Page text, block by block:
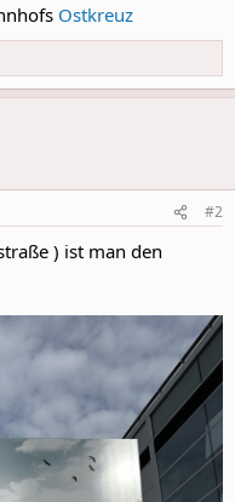
Ostkreuz
#2
) ist man den